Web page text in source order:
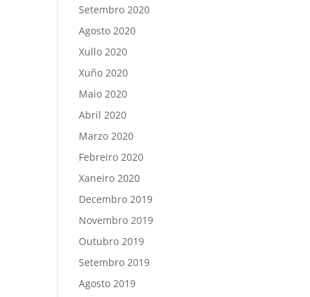
Setembro 2020
Agosto 2020
Xullo 2020
Xuño 2020
Maio 2020
Abril 2020
Marzo 2020
Febreiro 2020
Xaneiro 2020
Decembro 2019
Novembro 2019
Outubro 2019
Setembro 2019
Agosto 2019